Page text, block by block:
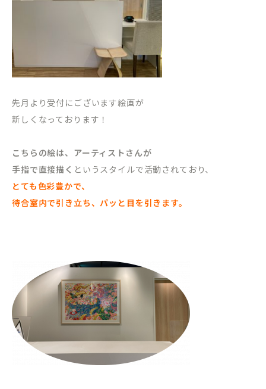
先月より受付にございます絵画が
新しくなっております！
こちらの絵は、アーティストさんが
手指で直接描く というスタイルで活動されており、
とても色彩豊かで、
待合室内で引き立ち、パッと目を引きます。